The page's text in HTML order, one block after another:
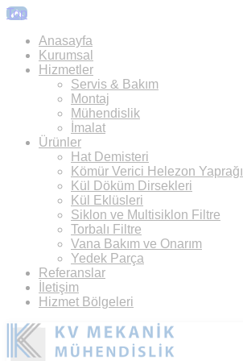
Top
Anasayfa
Kurumsal
Hizmetler
Servis & Bakım
Montaj
Mühendislik
İmalat
Ürünler
Hat Demisteri
Kömür Verici Helezon Yaprağı
Kül Döküm Dirsekleri
Kül Eklüsleri
Siklon ve Multisiklon Filtre
Torbalı Filtre
Vana Bakım ve Onarım
Yedek Parça
Referanslar
İletişim
Hizmet Bölgeleri